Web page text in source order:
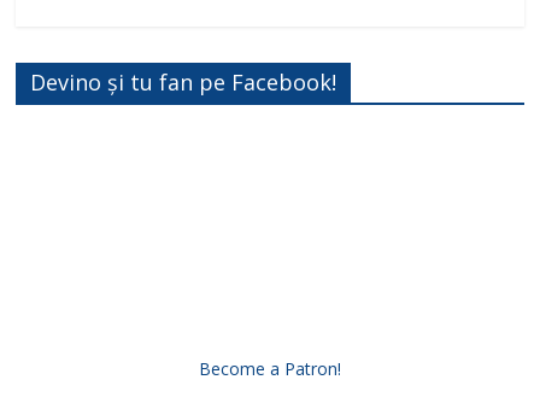
Devino și tu fan pe Facebook!
Become a Patron!